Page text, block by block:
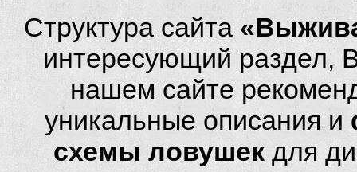
Структура сайта
интересующий раздел,
нашем сайте
уникальные описания и
схемы ловушек для